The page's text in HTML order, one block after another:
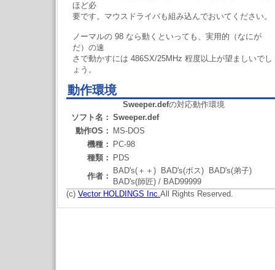
ほど必
要です。マウスドライバも組み込んでおいてください。
ノーマルの 98 なら動くといっても、実用的（なにが
だ）の速
さで動かすには 486SX/25MHz 程度以上が望ましいでし
ょう。
動作環境
Sweeper.defの対応動作環境
ソフト名： Sweeper.def
動作OS：
MS-DOS
機種：
PC-98
種類：
PDS
作者：
BAD's(＋＋) BAD's(ボス) BAD's(弟子)
BAD's(師匠) / BAD99999
(c) Vector HOLDINGS Inc.All Rights Reserved.